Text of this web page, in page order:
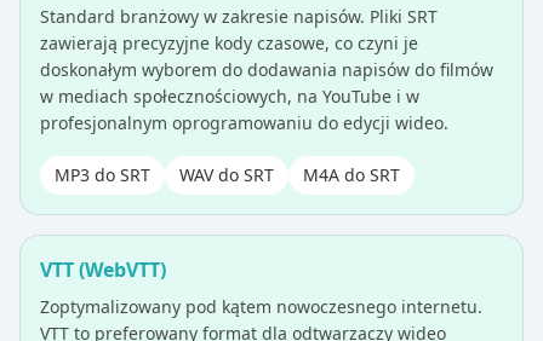
Standard branżowy w zakresie napisów. Pliki SRT
zawierają precyzyjne kody czasowe, co czyni je
doskonałym wyborem do dodawania napisów do filmów
w mediach społecznościowych, na YouTube i w
profesjonalnym oprogramowaniu do edycji wideo.
MP3 do SRT WAV do SRT M4A do SRT
VTT (WebVTT)
Zoptymalizowany pod kątem nowoczesnego internetu.
VTT to preferowany format dla odtwarzaczy wideo